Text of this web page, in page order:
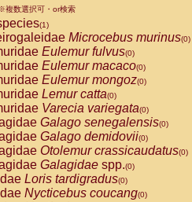
Cebus nigrivittatus
Cebus
Saimiri boliviensis(0)
Saimiri sciureus(0)
Alouatta caraya(0)
Alouatta fusca(0)
Alouatta seniculus
Alouattaspp.(0)
Ateles belzebuth(0)
Ateles geoffroyi(0)
Ateles paniscus(0)
Atelesspp.(0)
Lagothrix lagothricha
Lagothrix lagothricha cana
複数選択可・or検索
(1)
Microcebus murinus(0)
Eulemur fulvus(0)
Eulemur macaco(0)
Eulemur mongoz(0)
Lemur catta(0)
Varecia variegata(0)
Galago senegalensis(0)
Galago demidovii(0)
Otolemur crassicaudatus(0)
Galagidae spp.(0)
Loris tardigradus(0)
Nycticebus coucang(0)